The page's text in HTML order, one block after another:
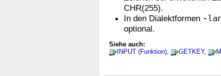
CHR(255).
In den Dialektformen -
optional.
Siehe auch:
INPUT (Funktion), GETKEY,